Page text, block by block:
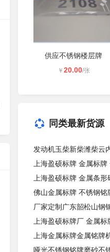
供应不锈钢楼层牌
￥ 20.00/张
同类最新货源
发动机玉柴新柴潍柴云
上海盈硕标牌 金属标
上海盈硕标牌 金属条
佛山金属标牌 不锈钢铭
厂家定制广东韶松山钢
上海盈硕标牌厂 金属
上海金属标牌金属铭牌
哑光不锈钢铭牌磨砂不